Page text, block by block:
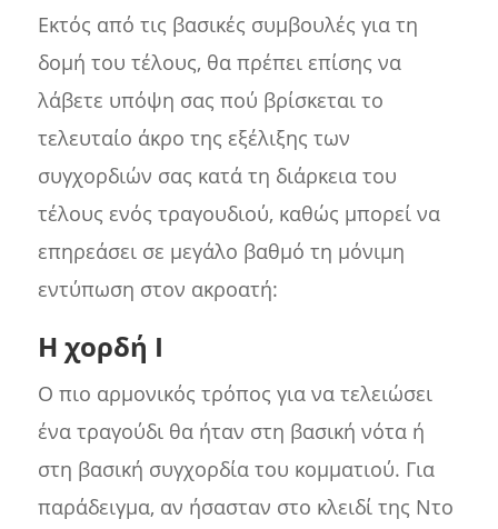
Εκτός από τις βασικές συμβουλές για τη
δομή του τέλους, θα πρέπει επίσης να
λάβετε υπόψη σας πού βρίσκεται το
τελευταίο άκρο της εξέλιξης των
συγχορδιών σας κατά τη διάρκεια του
τέλους ενός τραγουδιού, καθώς μπορεί να
επηρεάσει σε μεγάλο βαθμό τη μόνιμη
εντύπωση στον ακροατή:
Η χορδή I
Ο πιο αρμονικός τρόπος για να τελειώσει
ένα τραγούδι θα ήταν στη βασική νότα ή
στη βασική συγχορδία του κομματιού. Για
παράδειγμα, αν ήσασταν στο κλειδί της Ντο